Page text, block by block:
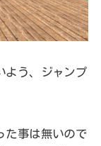
よう、ジャンプ
た事は無いので